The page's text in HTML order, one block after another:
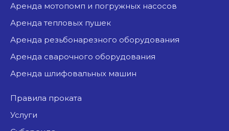
аренда мотопомп и погружных насосов
аренда тепловых пушек
аренда резьбонарезного оборудования
аренда сварочного оборудования
аренда шлифовальных машин
Правила проката
Услуги